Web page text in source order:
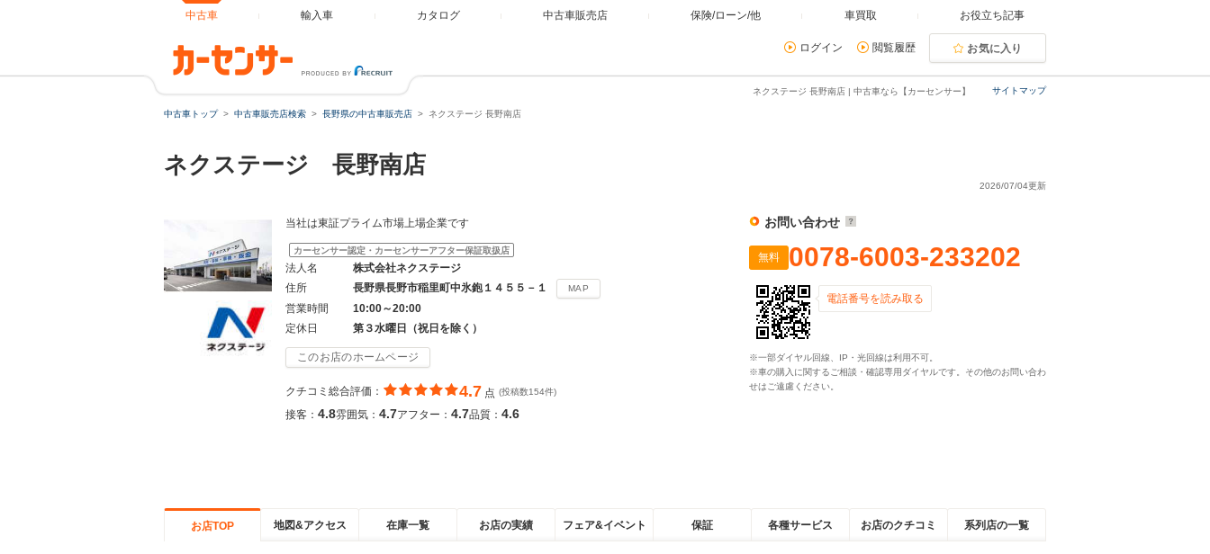
中古車 輸入車 カタログ 中古車販売店 保険/ローン/他 車買取 お役立ち記事
ログイン 閲覧履歴 お気に入り
サイトマップ
ネクステージ 長野南店 | 中古車なら【カーセンサー】
中古車トップ 中古車販売店検索 長野県の中古車販売店 ネクステージ 長野南店
ネクステージ 長野南店
2026/07/04更新
当社は東証プライム市場上場企業です
カーセンサー認定・カーセンサーアフター保証取扱店
法人名
株式会社ネクステージ
住所
長野県長野市稲里町中氷鉋１４５５－１ MAP
営業時間
10:00～20:00
定休日
第３水曜日（祝日を除く）
このお店のホームページ
クチコミ総合評価： 4.7 点 (投稿数154件)
接客： 4.8雰囲気： 4.7アフター： 4.7品質： 4.6
お問い合わせ
無料 0078-6003-233202
電話番号を読み取る
※一部ダイヤル回線、IP・光回線は利用不可。
※車の購入に関するご相談・確認専用ダイヤルです。その他のお問い合わ
せはご遠慮ください。
お店TOP 地図&アクセス 在庫一覧 お店の実績 フェア&イベント 保証 各種サービス お店のクチコミ 系列店の一覧